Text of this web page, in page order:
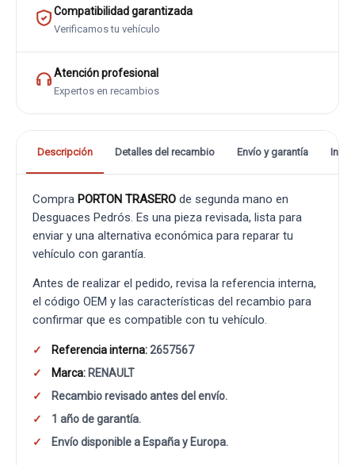
Compatibilidad garantizada
Verificamos tu vehículo
Atención profesional
Expertos en recambios
Descripción Detalles del recambio Envío y garantía
Compra PORTON TRASERO de segunda mano en
Desguaces Pedrós. Es una pieza revisada, lista para
enviar y una alternativa económica para reparar tu
vehículo con garantía.
Antes de realizar el pedido, revisa la referencia interna,
el código OEM y las características del recambio para
confirmar que es compatible con tu vehículo.
Referencia interna:2657567
Marca: RENAULT
Recambio revisado antes del envío.
1 año de garantía.
Envío disponible a España y Europa.